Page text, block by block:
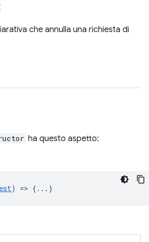
che annulla una richiesta di
ha questo aspetto:
) => {...}